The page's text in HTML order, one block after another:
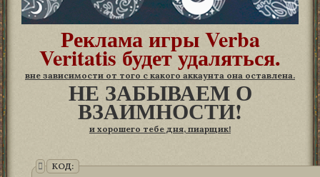
Реклама игры Verba
Veritatis будет удаляться.
вне зависимости от того с какого аккаунта она оставлена.
НЕ ЗАБЫВАЕМ О
ВЗАИМНОСТИ!
и хорошего тебе дня, пиарщик!
КОД: